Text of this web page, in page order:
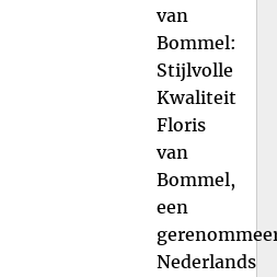
van
Bommel:
Stijlvolle
Kwaliteit
Floris
van
Bommel,
een
Nederlands